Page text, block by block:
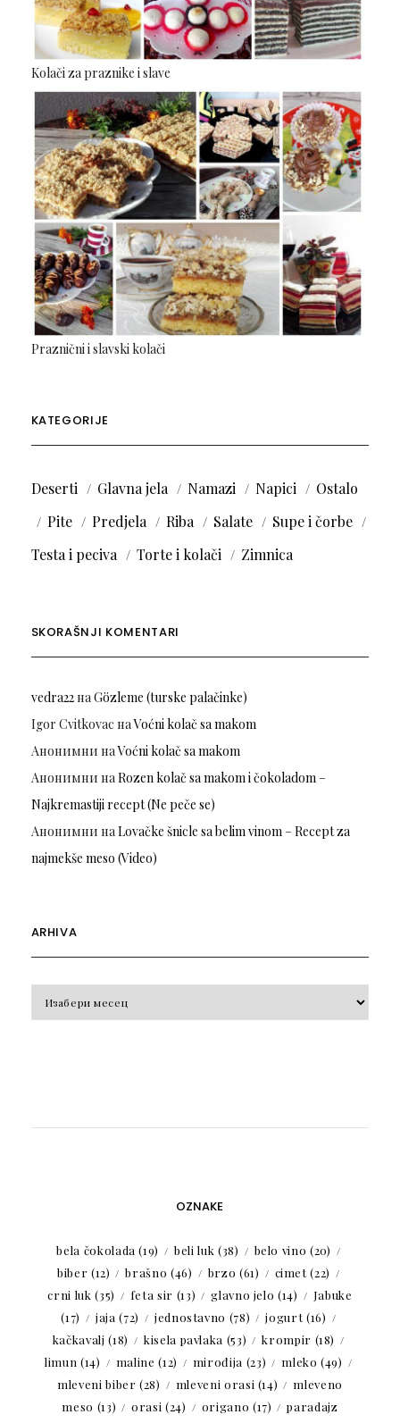
Kolači za praznike i slave
Praznični i slavski kolači
KATEGORIJE
Deserti Glavna jela Namazi Napici
Ostalo
Pite
Predjela Riba Salate
Supe i čorbe
Testa i peciva
Torte i kolači Zimnica
SKORAŠNJI KOMENTARI
vedra22наGözleme (turske palačinke)
Igor Cvitkovac наVoćni kolač sa makom
Анонимни наVoćni kolač sa makom
Анонимни наRozen kolač sa makom i čokoladom –
Najkremastiji recept (Ne peče se)
Анонимни наLovačke šnicle sa belim vinom – Recept za
najmekše meso (Video)
ARHIVA
OZNAKE
bela čokolada (19) beli luk (38) belo vino (20)
biber (12) brašno (46) brzo (61) cimet(22)
crni luk (35) feta sir (13) glavno jelo (14)
Jabuke
(17)
jaja (72) jednostavno (78) jogurt(16)
kačkavalj (18) kisela pavlaka (53) krompir (18)
limun (14) maline (12) mirođija (23) mleko (49)
mleveni biber (28) mleveni orasi (14)
mleveno
meso (13) orasi (24) origano (17)
paradajz